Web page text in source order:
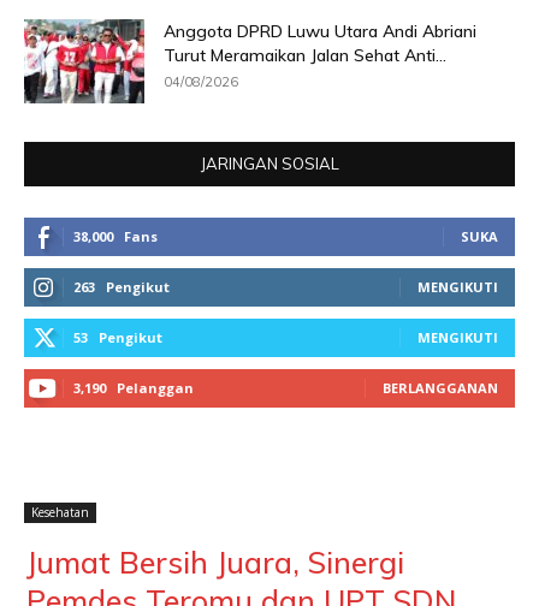
Anggota DPRD Luwu Utara Andi Abriani
Turut Meramaikan Jalan Sehat Anti...
04/08/2026
JARINGAN SOSIAL
38,000 Fans SUKA
263 Pengikut MENGIKUTI
53 Pengikut MENGIKUTI
3,190 Pelanggan BERLANGGANAN